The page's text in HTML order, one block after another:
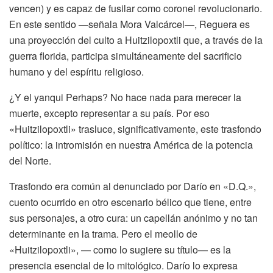
vencen) y es capaz de fusilar como coronel revolucionario.
En este sentido —señala Mora Valcárcel—, Reguera es
una proyección del culto a Huitzilopoxtli que, a través de la
guerra florida, participa simultáneamente del sacrificio
humano y del espíritu religioso.
¿Y el yanqui Perhaps? No hace nada para merecer la
muerte, excepto representar a su país. Por eso
«Huitzilopoxtli» trasluce, significativamente, este trasfondo
político: la intromisión en nuestra América de la potencia
del Norte.
Trasfondo era común al denunciado por Darío en «D.Q.»,
cuento ocurrido en otro escenario bélico que tiene, entre
sus personajes, a otro cura: un capellán anónimo y no tan
determinante en la trama. Pero el meollo de
«Huitzilopoxtli», — como lo sugiere su título— es la
presencia esencial de lo mitológico. Darío lo expresa